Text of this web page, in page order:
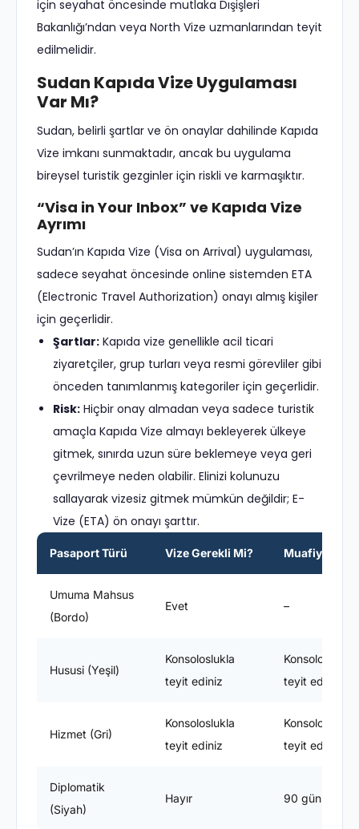
için seyahat öncesinde mutlaka Dışişleri
Bakanlığı’ndan veya North Vize uzmanlarından teyit
edilmelidir.
Sudan Kapıda Vize Uygulaması
Var Mı?
Sudan, belirli şartlar ve ön onaylar dahilinde Kapıda
Vize imkanı sunmaktadır, ancak bu uygulama
bireysel turistik gezginler için riskli ve karmaşıktır.
“Visa in Your Inbox” ve Kapıda Vize
Ayrımı
Sudan’ın Kapıda Vize (Visa on Arrival) uygulaması,
sadece seyahat öncesinde online sistemden ETA
(Electronic Travel Authorization) onayı almış kişiler
için geçerlidir.
Şartlar: Kapıda vize genellikle acil ticari
ziyaretçiler, grup turları veya resmi görevliler gibi
önceden tanımlanmış kategoriler için geçerlidir.
Risk: Hiçbir onay almadan veya sadece turistik
amaçla Kapıda Vize almayı bekleyerek ülkeye
gitmek, sınırda uzun süre beklemeye veya geri
çevrilmeye neden olabilir. Elinizi kolunuzu
sallayarak vizesiz gitmek mümkün değildir; E-
Vize (ETA) ön onayı şarttır.
Pasaport Türü Vize Gerekli Mi? Muafiyet
Umuma Mahsus
(Bordo)
Evet –
Hususi (Yeşil)
Konsoloslukla
teyit ediniz
Konsoloslukla
teyit ediniz
Hizmet (Gri)
Konsoloslukla
teyit ediniz
Konsoloslukla
teyit ediniz
Diplomatik
(Siyah)
Hayır 90 gün